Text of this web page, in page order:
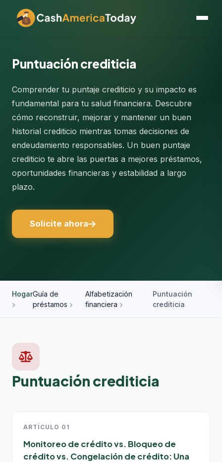
Puntuación crediticia
Comprender tu puntaje crediticio y su impacto es
fundamental para tu salud financiera. Descubre
cómo reconstruir, mejorar y mantener un buen
historial crediticio mientras tomas decisiones de
endeudamiento responsables. Un buen puntaje
crediticio te abre las puertas a mejores préstamos,
oportunidades financieras y estabilidad a largo
plazo.
Solicite ahora
HogarGuía de
préstamos
Alfabetización
financiera
Puntuación
crediticia
Puntuación crediticia
ARTÍCULO 01
Monitoreo de crédito vs. Bloqueo de
crédito vs. Congelación de crédito: Una